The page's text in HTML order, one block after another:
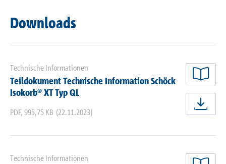
Downloads
Technische Informationen
Teildokument Technische Information Schöck
Isokorb® XT Typ QL
PDF, 995,75 KB (22.11.2023)
Technische Informationen